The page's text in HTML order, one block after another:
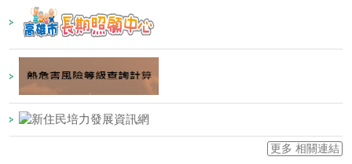
更多 相關連結